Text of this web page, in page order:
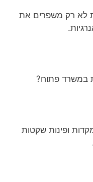
לא רק משפרים את
במשרד פתוח?
ופינות שקטות